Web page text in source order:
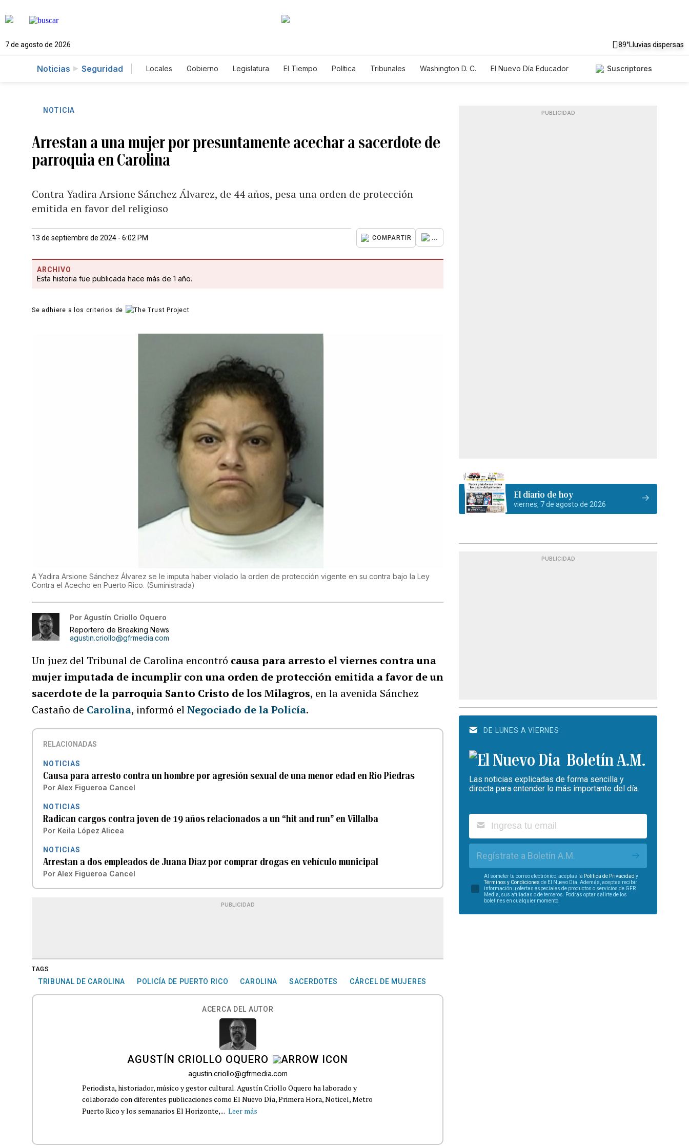
7 de agosto de 2026 89°Lluvias dispersas
Noticias Seguridad Locales Gobierno Legislatura El Tiempo Política Tribunales Washington D. C.
El Nuevo Día Educador
Suscriptores
NOTICIA
Arrestan a una mujer por presuntamente acechar a sacerdote de
parroquia en Carolina
Contra Yadira Arsione Sánchez Álvarez, de 44 años, pesa una orden de protección
emitida en favor del religioso
13 de septiembre de 2024 - 6:02 PM COMPARTIR ...
ARCHIVO
Esta historia fue publicada hace más de 1 año.
Se adhiere a los criterios de
A Yadira Arsione Sánchez Álvarez se le imputa haber violado la orden de protección vigente en su contra bajo la Ley
Contra el Acecho en Puerto Rico. (Suministrada)
Por Agustín Criollo Oquero
Reportero de Breaking News
agustin.criollo@gfrmedia.com
Un juez del Tribunal de Carolina encontró causa para arresto el viernes contra una
mujer imputada de incumplir con una orden de protección emitida a favor de un
sacerdote de la parroquia Santo Cristo de los Milagros, en la avenida Sánchez
Castaño de Carolina, informó elNegociado de la Policía.
RELACIONADAS
NOTICIAS
Causa para arresto contra un hombre por agresión sexual de una menor edad en Río Piedras
Por Alex Figueroa Cancel
NOTICIAS
Radican cargos contra joven de 19 años relacionados a un “hit and run” en Villalba
Por Keila López Alicea
NOTICIAS
Arrestan a dos empleados de Juana Díaz por comprar drogas en vehículo municipal
Por Alex Figueroa Cancel
PUBLICIDAD
TAGS
TRIBUNAL DE CAROLINA POLICÍA DE PUERTO RICO CAROLINA SACERDOTES CÁRCEL DE MUJERES
ACERCA DEL AUTOR
AGUSTÍN CRIOLLO OQUERO
agustin.criollo@gfrmedia.com
Periodista, historiador, músico y gestor cultural. Agustín Criollo Oquero ha laborado y
colaborado con diferentes publicaciones como El Nuevo Día, Primera Hora, Noticel, Metro
Puerto Rico y los semanarios El Horizonte,... Leer más
PUBLICIDAD
El diario de hoy
viernes, 7 de agosto de 2026
PUBLICIDAD
DE LUNES A VIERNES
Boletín A.M.
Las noticias explicadas de forma sencilla y
directa para entender lo más importante del día.
Regístrate a Boletín A.M.
Al someter tu correo electrónico, aceptas la Política de Privacidad y
Términos y Condiciones de El Nuevo Día. Además, aceptas recibir
información u ofertas especiales de productos o servicios de GFR
Media, sus afiliadas o de terceros. Podrás optar salirte de los
boletines en cualquier momento.